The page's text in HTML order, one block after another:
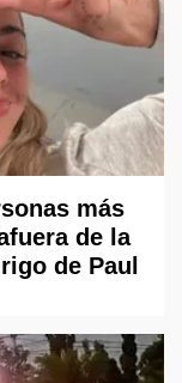
más
de la
de Paul